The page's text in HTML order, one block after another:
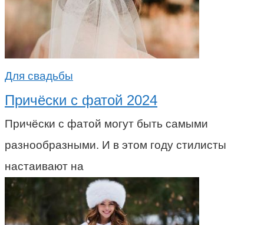
Для свадьбы
Причёски с фатой 2024
Причёски с фатой могут быть самыми
разнообразными. И в этом году стилисты
настаивают на